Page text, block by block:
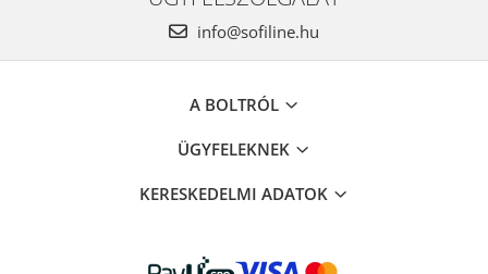
info@sofiline.hu
A BOLTRÓL
ÜGYFELEKNEK
KERESKEDELMI ADATOK